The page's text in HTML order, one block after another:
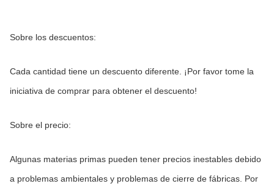
Sobre los descuentos:
Cada cantidad tiene un descuento diferente. ¡Por favor tome la
iniciativa de comprar para obtener el descuento!
Sobre el precio:
Algunas materias primas pueden tener precios inestables debido
a problemas ambientales y problemas de cierre de fábricas. Por